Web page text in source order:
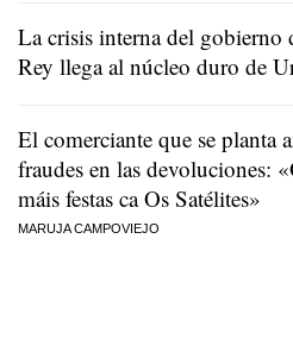
La crisis interna del gobierno
Rey llega al núcleo duro de
El comerciante que se planta
fraudes en las devoluciones:
máis festas ca Os Satélites»
MARUJA CAMPOVIEJO